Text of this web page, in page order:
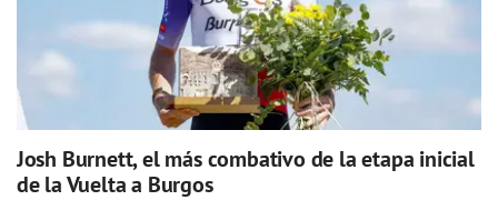
Josh Burnett, el más combativo de la etapa inicial
de la Vuelta a Burgos